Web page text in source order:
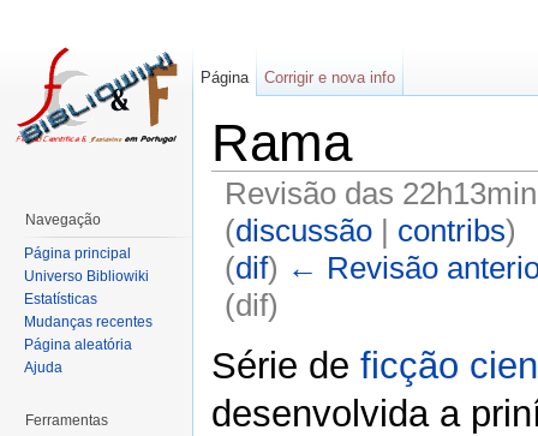
Rama
Revisão das
(discussão| contribs)
(dif) ← Revisão
(dif)
Série de ficção
desenvolvida a
Página Corrigir e nova info
Navegação
Página principal
Universo Bibliowiki
Estatísticas
Mudanças recentes
Página aleatória
Ajuda
Ferramentas